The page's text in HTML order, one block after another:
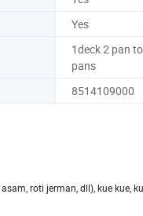
Yes
1deck 2 pan
pans
8514109000
roti jerman, dll), kue kue,